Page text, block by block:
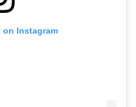
Instagram